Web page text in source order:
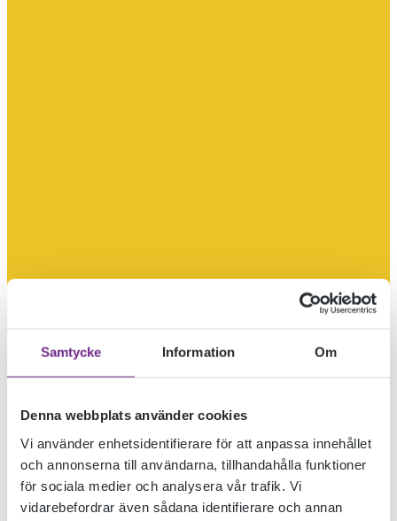
Samtycke Information Om
Denna webbplats använder cookies
Vi använder enhetsidentifierare för att anpassa innehållet
och annonserna till användarna, tillhandahålla funktioner
för sociala medier och analysera vår trafik. Vi
vidarebefordrar även sådana identifierare och annan